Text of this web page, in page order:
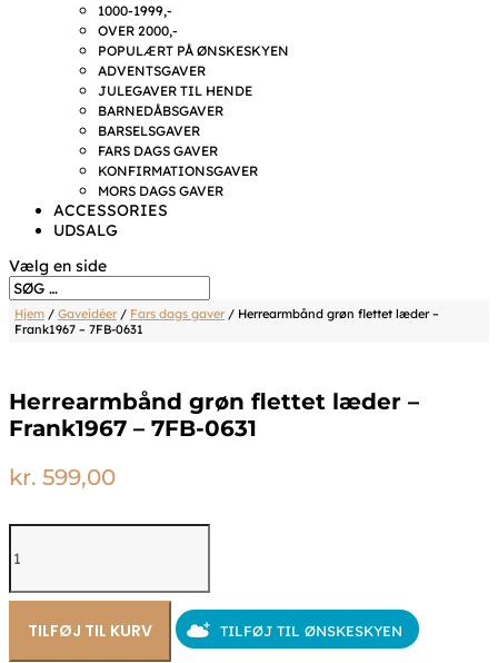
1000-1999,-
OVER 2000,-
POPULÆRT PÅ ØNSKESKYEN
ADVENTSGAVER
JULEGAVER TIL HENDE
BARNEDÅBSGAVER
BARSELSGAVER
FARS DAGS GAVER
KONFIRMATIONSGAVER
MORS DAGS GAVER
ACCESSORIES
UDSALG
Vælg en side
Hjem / Gaveidéer/ Fars dags gaver/ Herrearmbånd grøn flettet læder –
Frank1967 – 7FB-0631
Herrearmbånd grøn flettet læder –
Frank1967 – 7FB-0631
kr. 599,00
grøn
læder
Frank1967
TILFØJ TIL KURV TILFØJ TIL ØNSKESKYEN